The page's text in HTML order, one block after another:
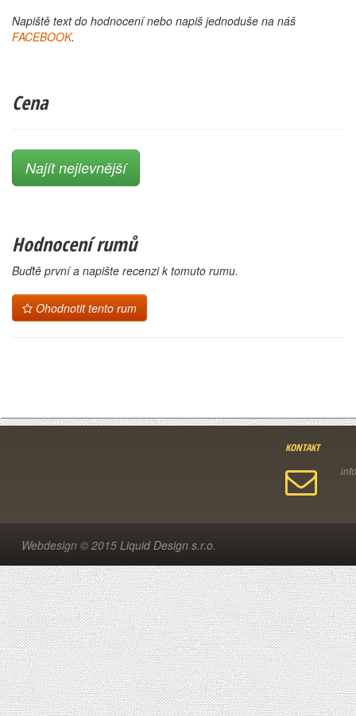
Napiště text do hodnocení nebo napiš jednoduše na náš
FACEBOOK.
Cena
Najít nejlevnější
Hodnocení rumů
Buďtě první a napište recenzi k tomuto rumu.
Ohodnotit tento rum
KONTAKT
Webdesign © 2015 Liquid Design s.r.o.